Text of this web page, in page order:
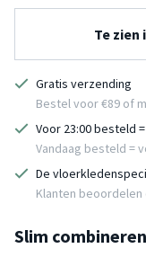
Te zien
Gratis verzending
Bestel voor €89 of
Voor 23:00 besteld
Vandaag besteld =
De
Klanten beoordelen
Slim combineren